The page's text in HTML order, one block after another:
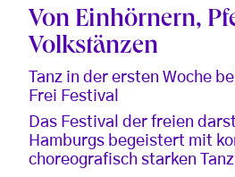
Von Einhörnern,
Volkstänzen
Tanz in der ersten Woche
Frei Festival
Das Festival der freien
Hamburgs begeistert mit
choreografisch starken